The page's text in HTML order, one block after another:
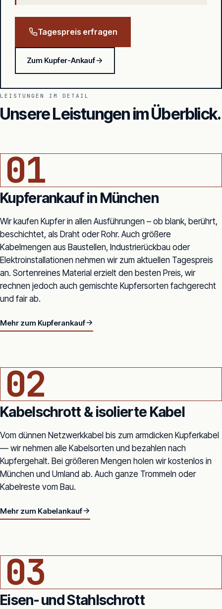
Tagespreis erfragen
Zum Kupfer-Ankauf
LEISTUNGEN IM DETAIL
Unsere Leistungen im Überblick.
01
Kupferankauf in München
Wir kaufen Kupfer in allen Ausführungen – ob blank, berührt,
beschichtet, als Draht oder Rohr. Auch größere
Kabelmengen aus Baustellen, Industrierückbau oder
Elektroinstallationen nehmen wir zum aktuellen Tagespreis
an. Sortenreines Material erzielt den besten Preis, wir
rechnen jedoch auch gemischte Kupfersorten fachgerecht
und fair ab.
Mehr zum Kupferankauf
02
Kabelschrott & isolierte Kabel
Vom dünnen Netzwerkkabel bis zum armdicken Kupferkabel
— wir nehmen alle Kabelsorten und bezahlen nach
Kupfergehalt. Bei größeren Mengen holen wir kostenlos in
München und Umland ab. Auch ganze Trommeln oder
Kabelreste vom Bau.
Mehr zum Kabelankauf
03
Eisen- und Stahlschrott